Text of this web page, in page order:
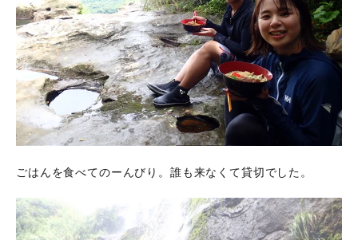
ごはんを食べてのーんびり。誰も来なくて貸切でした。